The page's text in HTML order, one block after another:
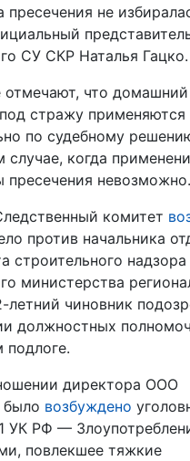
пресечения не
СУ СКР Наталья Гацко.
отмечают, что
стражу применяются
по судебному
случае, когда
пресечения невозможно.
комитет
против начальника
строительного надзора
министерства
летний чиновник
должностных
подлоге.
директора ООО
возбуждено
УК РФ —
повлекшее тяжкие